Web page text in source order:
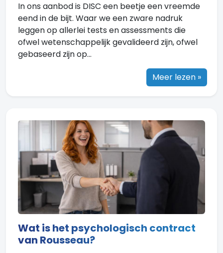
In ons aanbod is DISC een beetje een vreemde
eend in de bijt. Waar we een zware nadruk
leggen op allerlei tests en assessments die
ofwel wetenschappelijk gevalideerd zijn, ofwel
gebaseerd zijn op...
Meer lezen »
Wat is het psychologisch contract
van Rousseau?